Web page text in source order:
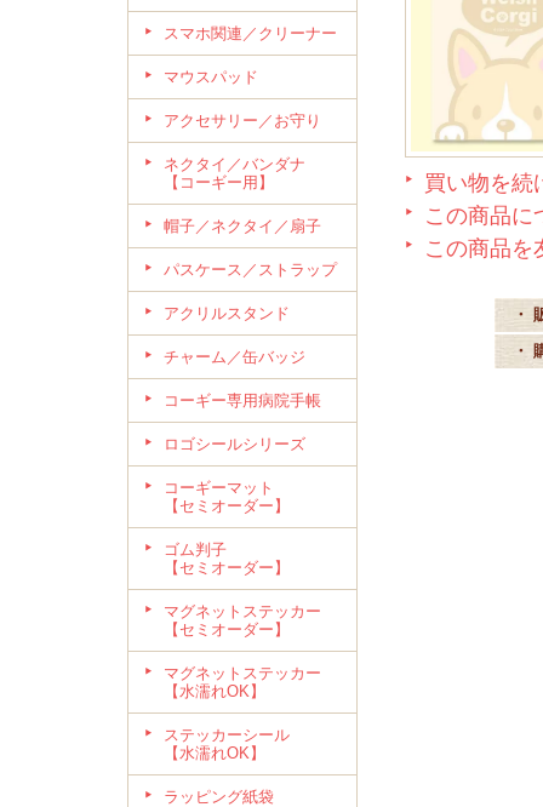
スマホ関連／クリーナー
マウスパッド
アクセサリー／お守り
ネクタイ／バンダナ
【コーギー用】
帽子／ネクタイ／扇子
パスケース／ストラップ
アクリルスタンド
チャーム／缶バッジ
コーギー専用病院手帳
ロゴシールシリーズ
コーギーマット
【セミオーダー】
ゴム判子
【セミオーダー】
マグネットステッカー
【セミオーダー】
マグネットステッカー
【水濡れOK】
ステッカーシール
【水濡れOK】
ラッピング紙袋
買い物を続
この商品に
この商品を
・
・